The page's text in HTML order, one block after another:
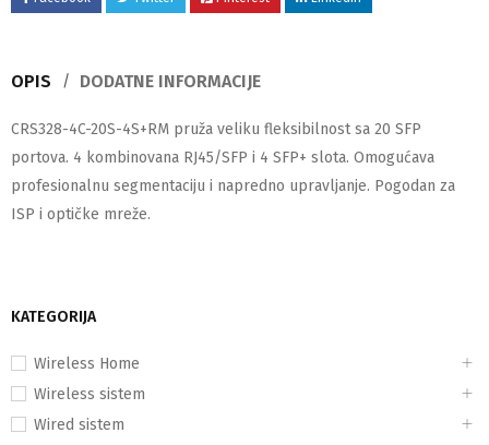
KATEGORIJA
Wireless Home
Wireless sistem
Wired sistem
OPIS DODATNE INFORMACIJE
CRS328-4C-20S-4S+RM pruža veliku fleksibilnost sa 20 SFP
portova. 4 kombinovana RJ45/SFP i 4 SFP+ slota. Omogućava
profesionalnu segmentaciju i napredno upravljanje. Pogodan za
ISP i optičke mreže.